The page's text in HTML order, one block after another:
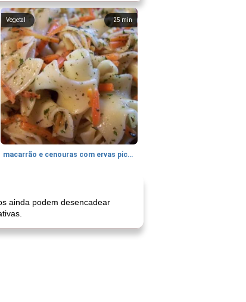
25 min
Vegetal
macarrão e cenouras com ervas picadas
ainda podem desencadear